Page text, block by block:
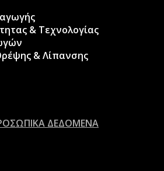
& Τεχνολογίας
& Λίπανσης
ΔΕΔΟΜΕΝΑ